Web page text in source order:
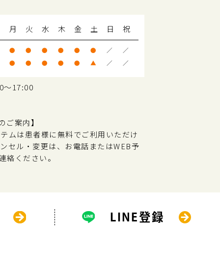
月 火 水 木 金 土 日
祝
● ● ● ● ● ● ／ ／
● ● ● ● ● ▲ ／ ／
～17:00
ご案内】
ムは患者様に無料でご利用いただけ
セル・変更は、お電話またはWEB予
絡ください。
LINE登録